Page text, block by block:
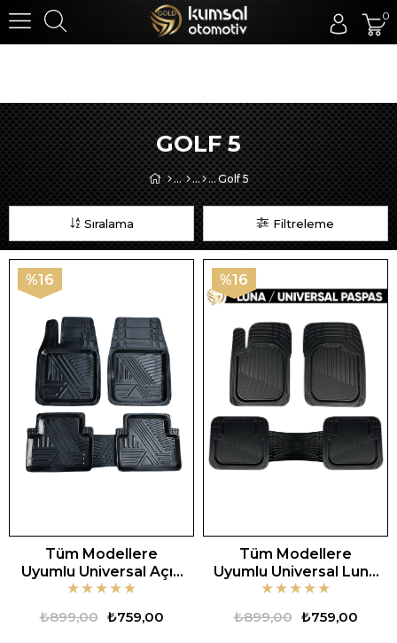
0
GOLF 5
Golf 5
Filtreleme
Sıralama
Tüm Modellere
Uyumlu Universal Açık
Zebra Oto Paspas
★★★★★
₺759,00
₺899,00
%16
Tüm Modellere
Uyumlu Universal Luna
Oto Paspas
★★★★★
₺759,00
₺899,00
%16